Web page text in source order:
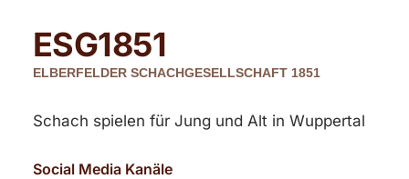
ESG1851
ELBERFELDER SCHACHGESELLSCHAFT 1851
Schach spielen für Jung und Alt in Wuppertal
Social Media Kanäle